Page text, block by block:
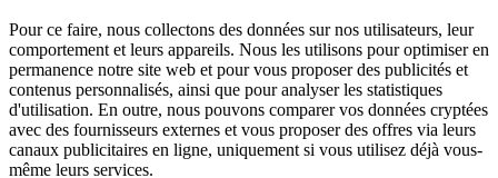
Pour ce faire, nous collectons des données sur nos utilisateurs, leur
comportement et leurs appareils. Nous les utilisons pour optimiser en
permanence notre site web et pour vous proposer des publicités et
contenus personnalisés, ainsi que pour analyser les statistiques
d'utilisation. En outre, nous pouvons comparer vos données cryptées
avec des fournisseurs externes et vous proposer des offres via leurs
canaux publicitaires en ligne, uniquement si vous utilisez déjà vous-
même leurs services.